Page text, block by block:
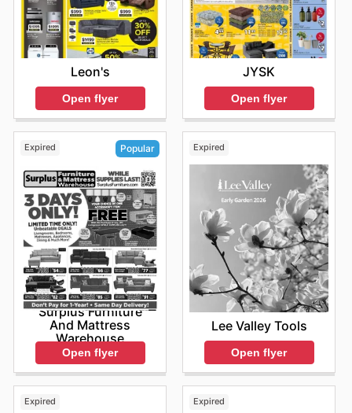
Leon's
Open flyer
JYSK
Open flyer
Expired Popular
Surplus Furniture
And Mattress
Warehouse
Open flyer
Expired
Lee Valley Tools
Open flyer
Expired Expired